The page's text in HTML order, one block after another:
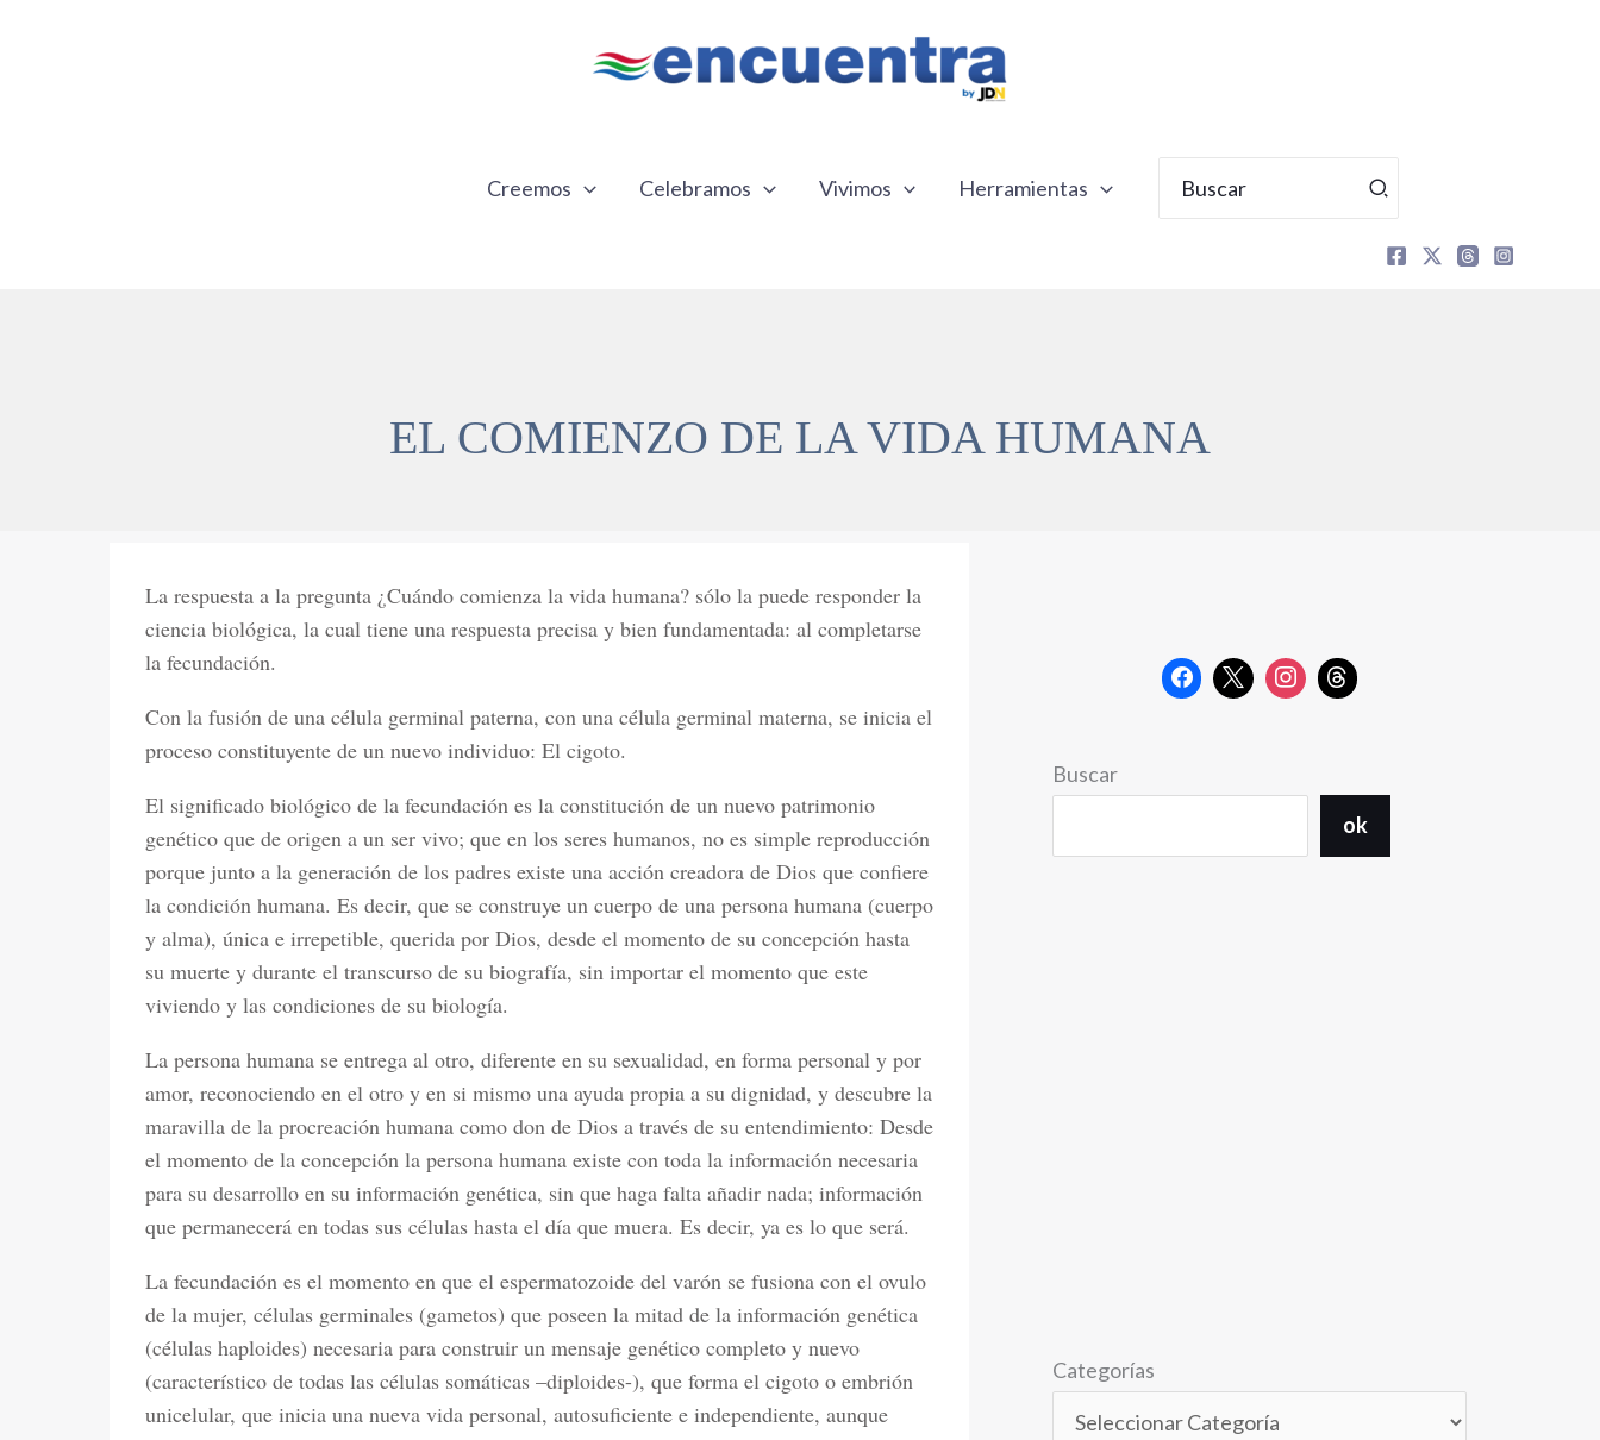
Creemos Celebramos Vivimos Herramientas
por:
EL COMIENZO DE LA VIDA HUMANA
La respuesta a la pregunta ¿Cuándo comienza la vida humana? sólo la puede responder la
ciencia biológica, la cual tiene una respuesta precisa y bien fundamentada: al completarse
la fecundación.
Con la fusión de una célula germinal paterna, con una célula germinal materna, se inicia el
proceso constituyente de un nuevo individuo: El cigoto.
El significado biológico de la fecundación es la constitución de un nuevo patrimonio
genético que de origen a un ser vivo; que en los seres humanos, no es simple reproducción
porque junto a la generación de los padres existe una acción creadora de Dios que confiere
la condición humana. Es decir, que se construye un cuerpo de una persona humana (cuerpo
y alma), única e irrepetible, querida por Dios, desde el momento de su concepción hasta
su muerte y durante el transcurso de su biografía, sin importar el momento que este
viviendo y las condiciones de su biología.
La persona humana se entrega al otro, diferente en su sexualidad, en forma personal y por
amor, reconociendo en el otro y en si mismo una ayuda propia a su dignidad, y descubre la
maravilla de la procreación humana como don de Dios a través de su entendimiento: Desde
el momento de la concepción la persona humana existe con toda la información necesaria
para su desarrollo en su información genética, sin que haga falta añadir nada; información
que permanecerá en todas sus células hasta el día que muera. Es decir, ya es lo que será.
La fecundación es el momento en que el espermatozoide del varón se fusiona con el ovulo
de la mujer, células germinales (gametos) que poseen la mitad de la información genética
(células haploides) necesaria para construir un mensaje genético completo y nuevo
(característico de todas las células somáticas –diploides-), que forma el cigoto o embrión
unicelular, que inicia una nueva vida personal, autosuficiente e independiente, aunque
Buscar
ok
Categorías